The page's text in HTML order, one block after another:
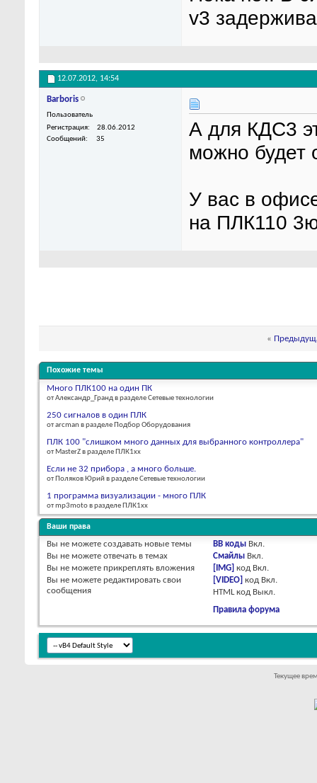
v3
12.07.2012, 14:54
Barboris
Пользователь
Регистрация
28.06.2012
Сообщений
35
А для КДС3
можно будет
У вас в
на ПЛК110
«
Похожие темы
Много ПЛК100 на один ПК
от Александр_Гранд в разделе Сетевые технологии
250 сигналов в один ПЛК
от arcman в разделе Подбор Оборудования
ПЛК 100 "слишком много данных для выбранного контроллера"
от MasterZ в разделе ПЛК1хх
Если не 32 прибора , а много больше.
от Поляков Юрий в разделе Сетевые технологии
1 программа визуализации - много ПЛК
от mp3moto в разделе ПЛК1хх
Ваши права
Вы не можете создавать новые темы
Вы не можете отвечать в темах
Вы не можете прикреплять вложения
Вы не можете редактировать свои
сообщения
BB коды Вкл.
Смайлы Вкл.
[IMG] код Вкл.
[VIDEO] код Вкл.
HTML код Выкл.
Правила форума
Текущее